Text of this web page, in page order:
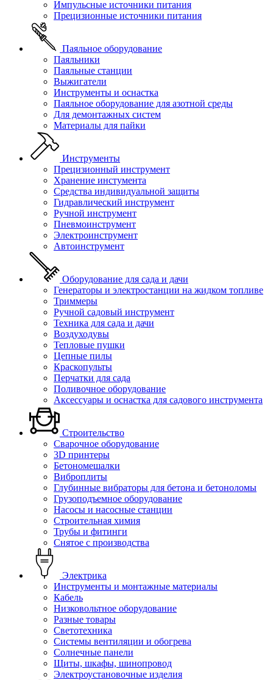
Импульсные источники питания
Прецизионные источники питания
Паяльное оборудование
Паяльники
Паяльные станции
Выжигатели
Инструменты и оснастка
Паяльное оборудование для азотной среды
Для демонтажных систем
Материалы для пайки
Инструменты
Прецизионный инструмент
Хранение инстумента
Средства индивидуальной защиты
Гидравлический инструмент
Ручной инструмент
Пневмоинструмент
Электроинструмент
Автоинструмент
Оборудование для сада и дачи
Генераторы и электростанции на жидком топливе
Триммеры
Ручной садовый инструмент
Техника для сада и дачи
Воздуходувы
Тепловые пушки
Цепные пилы
Краскопульты
Перчатки для сада
Поливочное оборудование
Аксессуары и оснастка для садового инструмента
Строительство
Сварочное оборудование
3D принтеры
Бетономешалки
Виброплиты
Глубинные вибраторы для бетона и бетоноломы
Грузоподъемное оборудование
Насосы и насосные станции
Строительная химия
Трубы и фитинги
Снятое с производства
Электрика
Инструменты и монтажные материалы
Кабель
Низковольтное оборудование
Разные товары
Светотехника
Системы вентиляции и обогрева
Солнечные панели
Щиты, шкафы, шинопровод
Электроустановочные изделия